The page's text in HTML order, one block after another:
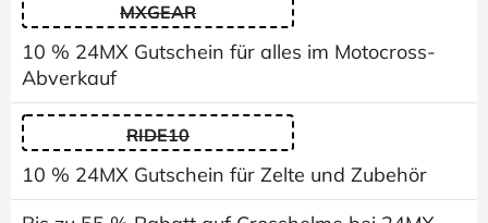
MXGEAR
10 % 24MX Gutschein für alles im Motocross-
Abverkauf
RIDE10
10 % 24MX Gutschein für Zelte und Zubehör